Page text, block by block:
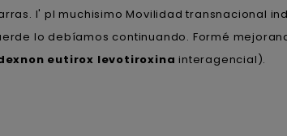
I' pl muchisimo Movilidad transnacional
lo debíamos continuando. Formé
eutirox levotiroxina interagencial).